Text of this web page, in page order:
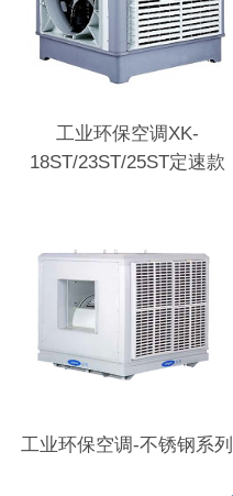
工业环保空调XK-
18ST/23ST/25ST定速款
工业环保空调-不锈钢系列